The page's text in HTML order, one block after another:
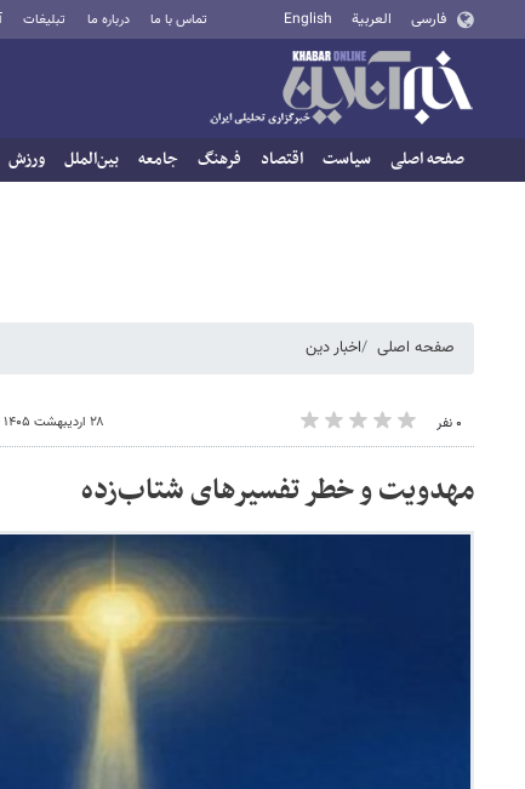
فارسی العربية English تماس با ما درباره ما تبلیغات
صفحه اصلی سیاست اقتصاد فرهنگ جامعه بین‌الملل ورزش
صفحه اصلی اخبار دین
۰ نفر ۲۸ اردیبهشت ۱۴۰۵ - ۱۶:۲۰
مهدویت و خطر تفسیرهای شتاب‌زده